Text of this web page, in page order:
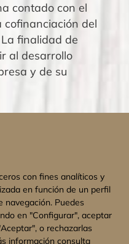
contado con el
cofinanciación del
finalidad de
al desarrollo
y de su
con fines analíticos y
en función de un perfil
navegación. Puedes
en "Configurar", aceptar
o rechazarlas
información consulta